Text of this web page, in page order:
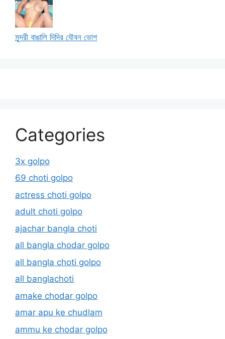
সুন্দরী বাঙালি দিদির যৌবন ভোগ
Categories
3x golpo
69 choti golpo
actress choti golpo
adult choti golpo
ajachar bangla choti
all bangla chodar golpo
all bangla choti golpo
all banglachoti
amake chodar golpo
amar apu ke chudlam
ammu ke chodar golpo